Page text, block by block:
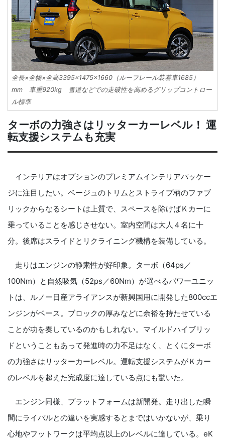
全長×全幅×全高3395×1475×1660（ルーフレール装着車1685）
mm 車重920kg 雪道などでの走破性を高めるグリップコントロー
ル標準
ターボの力強さはリッターカーレベル！ 運
転支援システムも充実
インテリアはオプションのプレミアムインテリアパッケー
ジに注目したい。ベージュのトリムとストライプ柄のファブ
リックからなるシートは上質で、スペースを除けばＫカーに
乗っていることを感じさせない。室内空間は大人４名に十
分。後席はスライドとリクライニング機構を装備している。
走りはエンジンの静粛性が好印象。ターボ（64ps／
100Nm）と自然吸気（52ps／60Nm）が選べるパワーユニッ
トは、ルノー日産アライアンスが新興国用に開発した800ccエ
ンジンがベース。ブロックの厚みなどに余裕を持たせている
ことが功を奏しているのかもしれない。マイルドハイブリッ
ドということもあって発進時の力不足はなく、とくにターボ
の力強さはリッターカーレベル。運転支援システムがＫカー
のレベルを超えた完成度に達している点にも驚いた。
エンジン同様、プラットフォームは新開発。走り出した瞬
間にライバルとの違いを実感するとまではいかないが、乗り
心地やフットワークは平均点以上のレベルに達している。eK